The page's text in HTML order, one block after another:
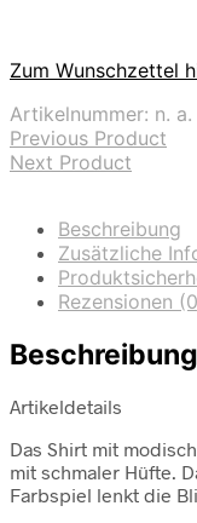
Zum Wunschzettel
Artikelnummer: n. a.
Previous Product
Next Product
Beschreibung
Zusätzliche
Rezensionen
Beschreibung
Artikeldetails
Das Shirt mit
mit schmaler Hüfte.
Farbspiel lenkt die